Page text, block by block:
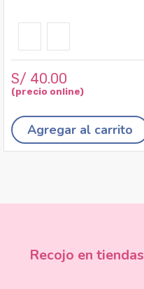
S/ 40.00
Agregar al carrito
Recojo en tiendas